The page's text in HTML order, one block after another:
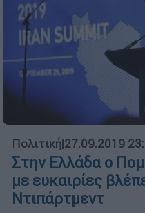
Πολιτική|27.09.2019
Στην Ελλάδα ο
με ευκαιρίες
Ντιπάρτμεντ